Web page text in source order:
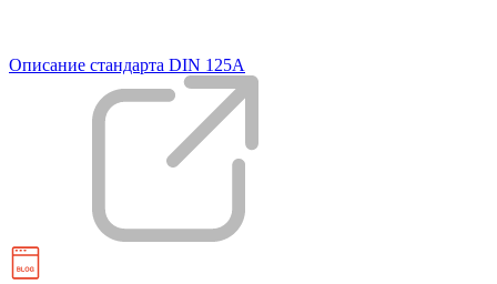
Описание стандарта DIN 125A